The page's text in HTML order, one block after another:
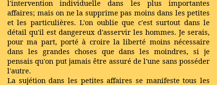
l'intervention individuelle dans les plus importantes
affaires; mais on ne la supprime pas moins dans les petites
et les particulières. L'on oublie que c'est surtout dans le
détail qu'il est dangereux d'asservir les hommes. Je serais,
pour ma part, porté à croire la liberté moins nécessaire
dans les grandes choses que dans les moindres, si je
pensais qu'on put jamais être assuré de l'une sans posséder
l'autre.
La sujétion dans les petites affaires se manifeste tous les